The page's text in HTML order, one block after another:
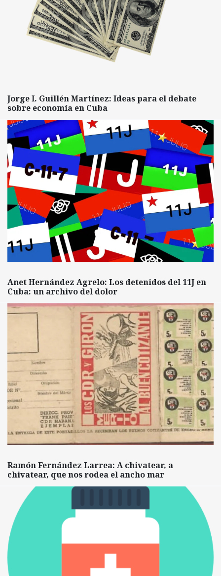
Jorge I. Guillén Martínez: Ideas para el debate
sobre economía en Cuba
Anet Hernández Agrelo: Los detenidos del 11J en
Cuba: un archivo del dolor
Ramón Fernández Larrea: A chivatear, a
chivatear, que nos rodea el ancho mar